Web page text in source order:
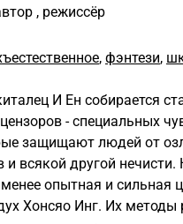
, режиссёр
, фэнтези,
И Ен собирается
- специальных
защищают людей от
и всякой другой нечисти.
менее опытная и сильная
Хонсяо Инг. Их методы